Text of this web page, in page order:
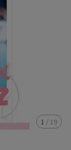
1 / 19